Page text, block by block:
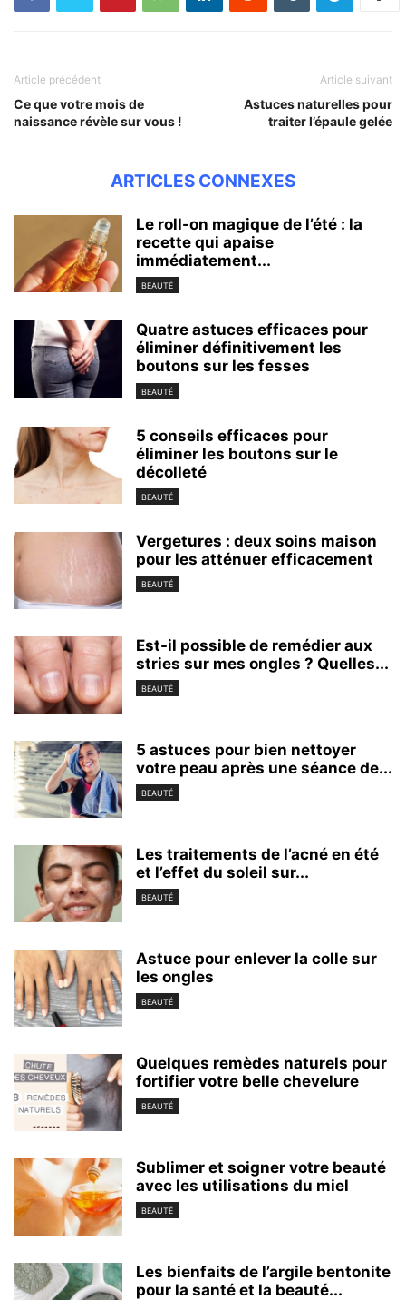
Article précédent
Ce que votre mois de
naissance révèle sur vous !
Article suivant
Astuces naturelles pour
traiter l’épaule gelée
ARTICLES CONNEXES
Le roll-on magique de l’été : la
recette qui apaise
immédiatement...
BEAUTÉ
Quatre astuces efficaces pour
éliminer définitivement les
boutons sur les fesses
BEAUTÉ
5 conseils efficaces pour
éliminer les boutons sur le
décolleté
BEAUTÉ
Vergetures : deux soins maison
pour les atténuer efficacement
BEAUTÉ
Est-il possible de remédier aux
stries sur mes ongles ? Quelles...
BEAUTÉ
5 astuces pour bien nettoyer
votre peau après une séance de...
BEAUTÉ
Les traitements de l’acné en été
et l’effet du soleil sur...
BEAUTÉ
Astuce pour enlever la colle sur
les ongles
BEAUTÉ
Quelques remèdes naturels pour
fortifier votre belle chevelure
BEAUTÉ
Sublimer et soigner votre beauté
avec les utilisations du miel
BEAUTÉ
Les bienfaits de l’argile bentonite
pour la santé et la beauté...